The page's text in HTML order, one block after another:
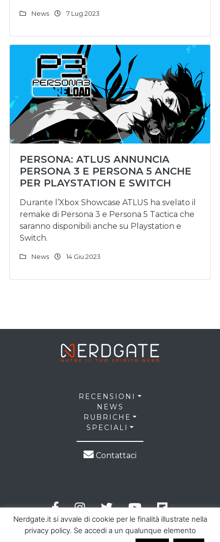
News 7 Lug 2023
PERSONA: ATLUS ANNUNCIA
PERSONA 3 E PERSONA 5 ANCHE
PER PLAYSTATION E SWITCH
Durante l’Xbox Showcase ATLUS ha svelato il
remake di Persona 3 e Persona 5 Tactica che
saranno disponibili anche su Playstation e
Switch.
News 14 Giu 2023
RECENSIONI
NEWS
RUBRICHE
SPECIALI
Contattaci
Nerdgate.it si avvale di cookie per le finalità illustrate nella
privacy policy. Se accedi a un qualunque elemento